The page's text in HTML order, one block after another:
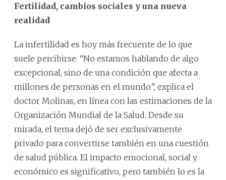
Fertilidad, cambios sociales y una nueva
realidad
La infertilidad es hoy más frecuente de lo que
suele percibirse. “No estamos hablando de algo
excepcional, sino de una condición que afecta a
millones de personas en el mundo”, explica el
doctor Molinas, en línea con las estimaciones de la
Organización Mundial de la Salud. Desde su
mirada, el tema dejó de ser exclusivamente
privado para convertirse también en una cuestión
de salud pública. El impacto emocional, social y
económico es significativo, pero también lo es la